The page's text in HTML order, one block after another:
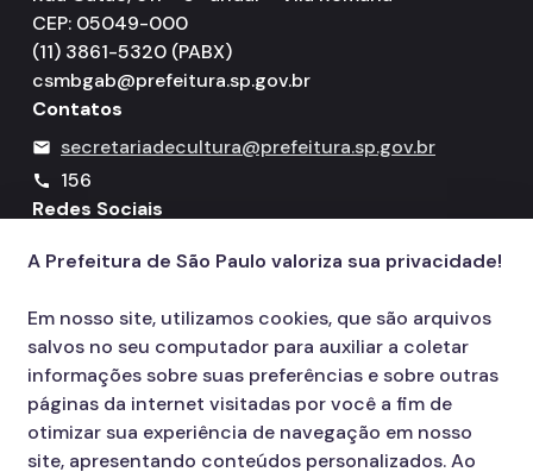
CEP: 05049-000
(11) 3861-5320 (PABX)
csmbgab@prefeitura.sp.gov.br
Contatos
mail secretariadecultura@prefeitura.sp.gov.br
call
156
Redes Sociais
Icone do YouTube
Icone do X
Icone do Instagram
Icone do Facebook
Icone do Flickr
A Prefeitura de São Paulo valoriza sua privacidade!
Em nosso site, utilizamos cookies, que são arquivos
salvos no seu computador para auxiliar a coletar
informações sobre suas preferências e sobre outras
páginas da internet visitadas por você a fim de
otimizar sua experiência de navegação em nosso
site, apresentando conteúdos personalizados. Ao